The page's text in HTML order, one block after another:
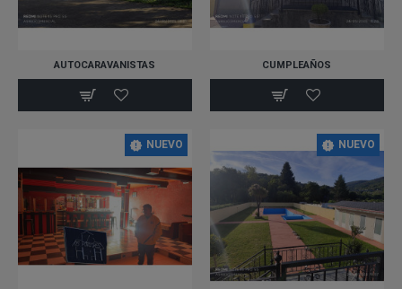
AUTOCARAVANISTAS CUMPLEAÑOS
NUEVO NUEVO